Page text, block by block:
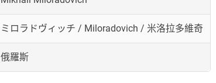
ミロラドヴィッチ / Miloradovich / 米洛拉多維奇
俄羅斯